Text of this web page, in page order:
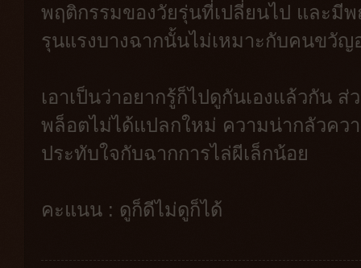
พฤติกรรมของวัยรุ่นที่เปลี่ยนไป และมี
รุนแรงบางฉากนั้นไม่เหมาะกับคนขวัญ
เอาเป็นว่าอยากรู้ก็ไปดูกันเองแล้วกัน
พล็อตไม่ได้แปลกใหม่ ความน่ากลัวค
ประทับใจกับฉากการไล่ผีเล็กน้อย
คะแนน : ดูก็ดีไม่ดูก็ได้